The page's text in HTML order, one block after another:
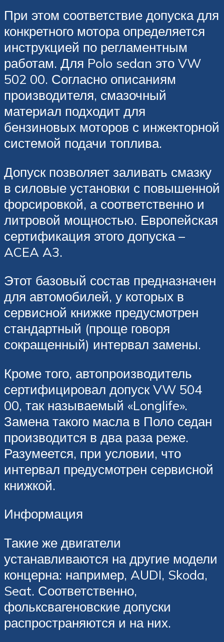
При этом соответствие допуска для
конкретного мотора определяется
инструкцией по регламентным
работам. Для Polo sedan это VW
502 00. Согласно описаниям
производителя, смазочный
материал подходит для
бензиновых моторов с инжекторной
системой подачи топлива.
Допуск позволяет заливать смазку
в силовые установки с повышенной
форсировкой, а соответственно и
литровой мощностью. Европейская
сертификация этого допуска –
ACEA A3.
Этот базовый состав предназначен
для автомобилей, у которых в
сервисной книжке предусмотрен
стандартный (проще говоря
сокращенный) интервал замены.
Кроме того, автопроизводитель
сертифицировал допуск VW 504
00, так называемый «Longlife».
Замена такого масла в Поло седан
производится в два раза реже.
Разумеется, при условии, что
интервал предусмотрен сервисной
книжкой.
Информация
Такие же двигатели
устанавливаются на другие модели
концерна: например, AUDI, Skoda,
Seat. Соответственно,
фольксвагеновские допуски
распространяются и на них.